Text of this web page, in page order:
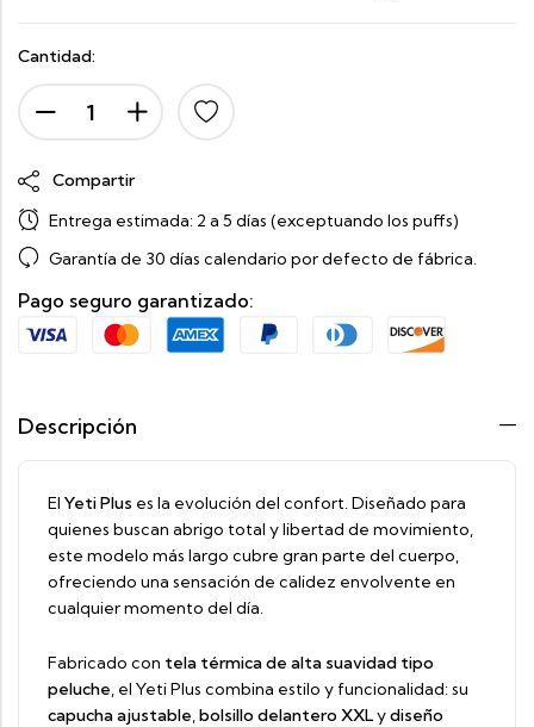
Cantidad:
Compartir
Entrega estimada: 2 a 5 días (exceptuando los puffs)
Garantía de 30 días calendario por defecto de fábrica.
Pago seguro garantizado:
Descripción
El Yeti Plus es la evolución del confort. Diseñado para
quienes buscan abrigo total y libertad de movimiento,
este modelo más largo cubre gran parte del cuerpo,
ofreciendo una sensación de calidez envolvente en
cualquier momento del día.
Fabricado con tela térmica de alta suavidad tipo
peluche, el Yeti Plus combina estilo y funcionalidad: su
capucha ajustable,bolsillo delantero XXLydiseño